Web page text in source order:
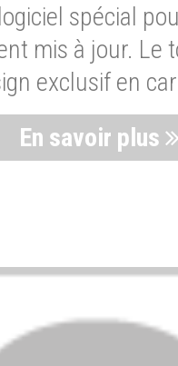
spécial
mis à jour. Le
exclusif en
En savoir plus